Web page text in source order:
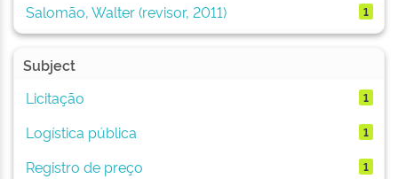
Salomão, Walter (revisor, 2011)
1
Subject
Licitação
1
Logística pública 1
Registro de preço 1